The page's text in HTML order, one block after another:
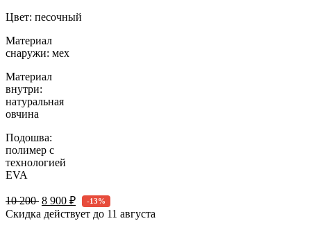
Цвет: песочный
Материал
снаружи: мех
Материал
внутри:
натуральная
овчина
Подошва:
полимер с
технологией
EVA
10 200 8 900 ₽ -13%
Скидка действует до 11 августа